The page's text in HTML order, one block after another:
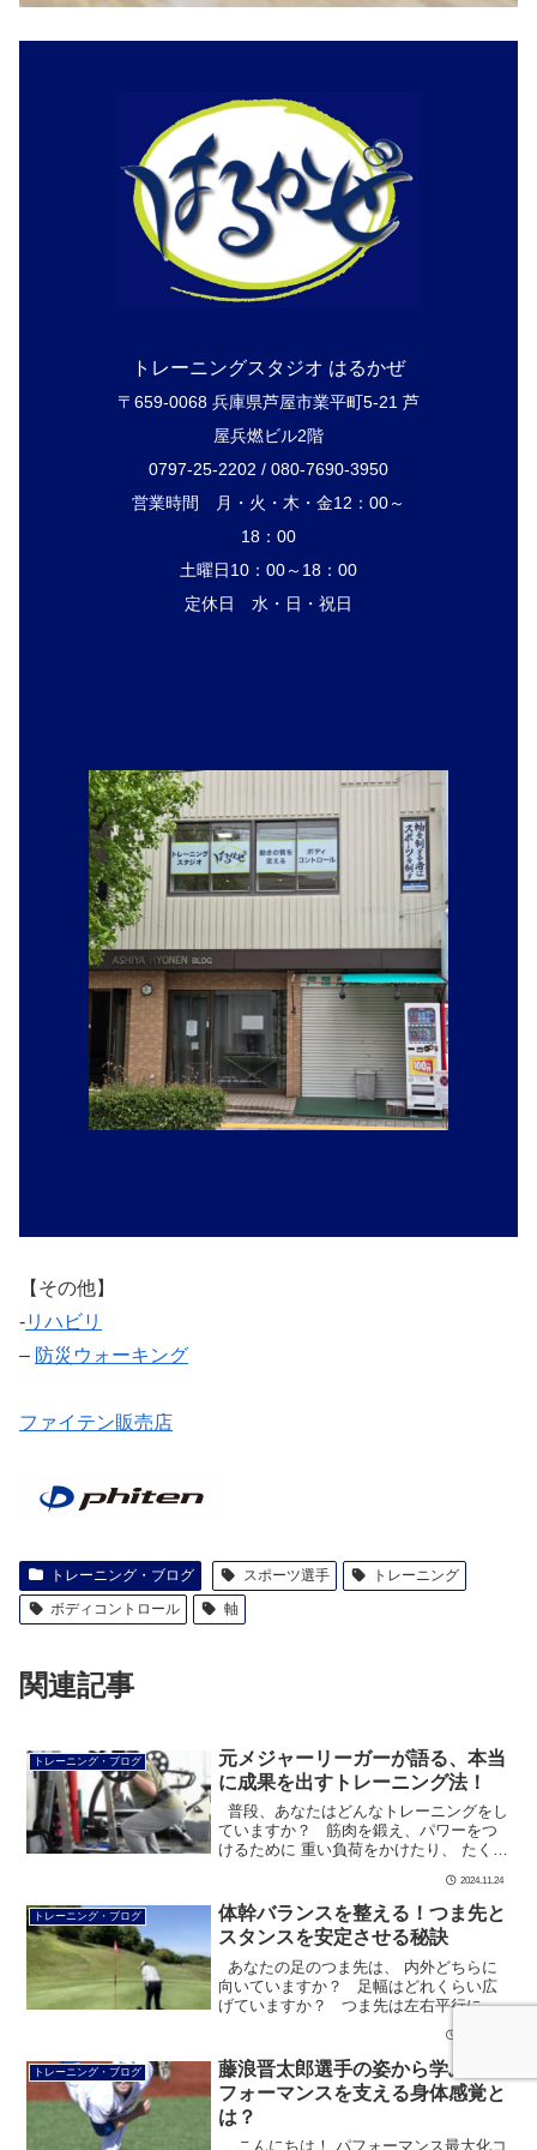
トレーニングスタジオ はるかぜ
〒659-0068 兵庫県芦屋市業平町5-21 芦
屋兵燃ビル2階
0797-25-2202 / 080-7690-3950
営業時間 月・火・木・金12：00～
18：00
土曜日10：00～18：00
定休日 水・日・祝日
【その他】
‐リハビリ
– 防災ウォーキング
ファイテン販売店
トレーニング・ブログ スポーツ選手
トレーニング
ボディコントロール
軸
関連記事
トレーニング・ブログ
元メジャーリーガーが語る、本当
に成果を出すトレーニング法！
普段、あなたはどんなトレーニングをし
ていますか？ 筋肉を鍛え、パワーをつ
けるために 重い負荷をかけたり、 たくさ
2024.11.24
トレーニング・ブログ
体幹バランスを整える！つま先と
スタンスを安定させる秘訣
あなたの足のつま先は、 内外どちらに
向いていますか？ 足幅はどれくらい広
げていますか？ つま先は左右平行にす
ますが 人それぞれ、こだわりが […]
トレーニング・ブログ
藤浪晋太郎選手の姿から学ぶ、パ
フォーマンスを支える身体感覚と
は？
こんにちは！ パフォーマンス最大化コ